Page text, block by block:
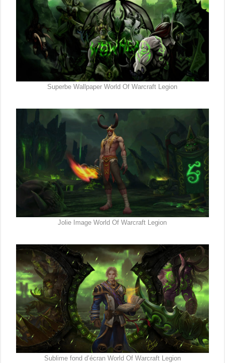
Superbe Wallpaper World Of Warcraft Legion
Jolie Image World Of Warcraft Legion
Sublime fond d’écran World Of Warcraft Legion